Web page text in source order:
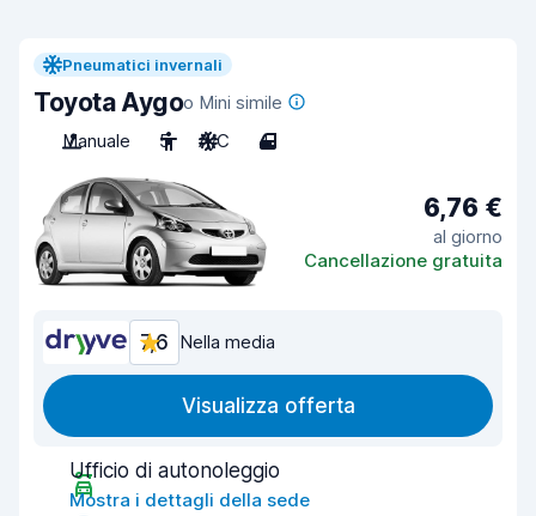
Pneumatici invernali
Toyota Aygoo Mini simile
Manuale
5 A/C 4
6,76 €
al giorno
Cancellazione gratuita
7,6 Nella media
Visualizza offerta
Ufficio di autonoleggio
Mostra i dettagli della sede